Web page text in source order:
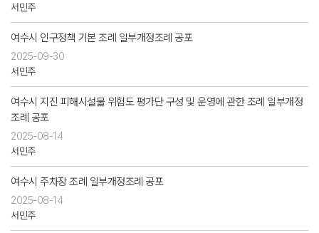
서민주
여수시 인구정책 기본 조례 일부개정조례 공포
2025-09-30
서민주
여수시 지진 피해시설물 위험도 평가단 구성 및 운영에 관한 조례 일부개정
조례 공포
2025-08-14
서민주
여수시 주차장 조례 일부개정조례 공포
2025-08-14
서민주